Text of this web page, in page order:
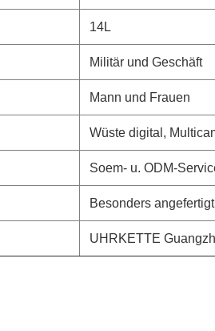
14L
Militär und Geschäft
Mann und Frauen
Wüste digital,
Soem- u. ODM-
Besonders angefertigt
UHRKETTE